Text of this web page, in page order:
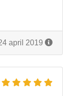
april 2019